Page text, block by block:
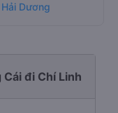
Dương
đi Chí Linh